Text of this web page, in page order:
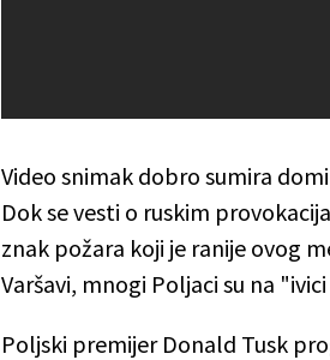
Video snimak dobro sumira
Dok se vesti o ruskim
znak požara koji je ranije ovog
Varšavi, mnogi Poljaci su na
Poljski premijer Donald Tusk